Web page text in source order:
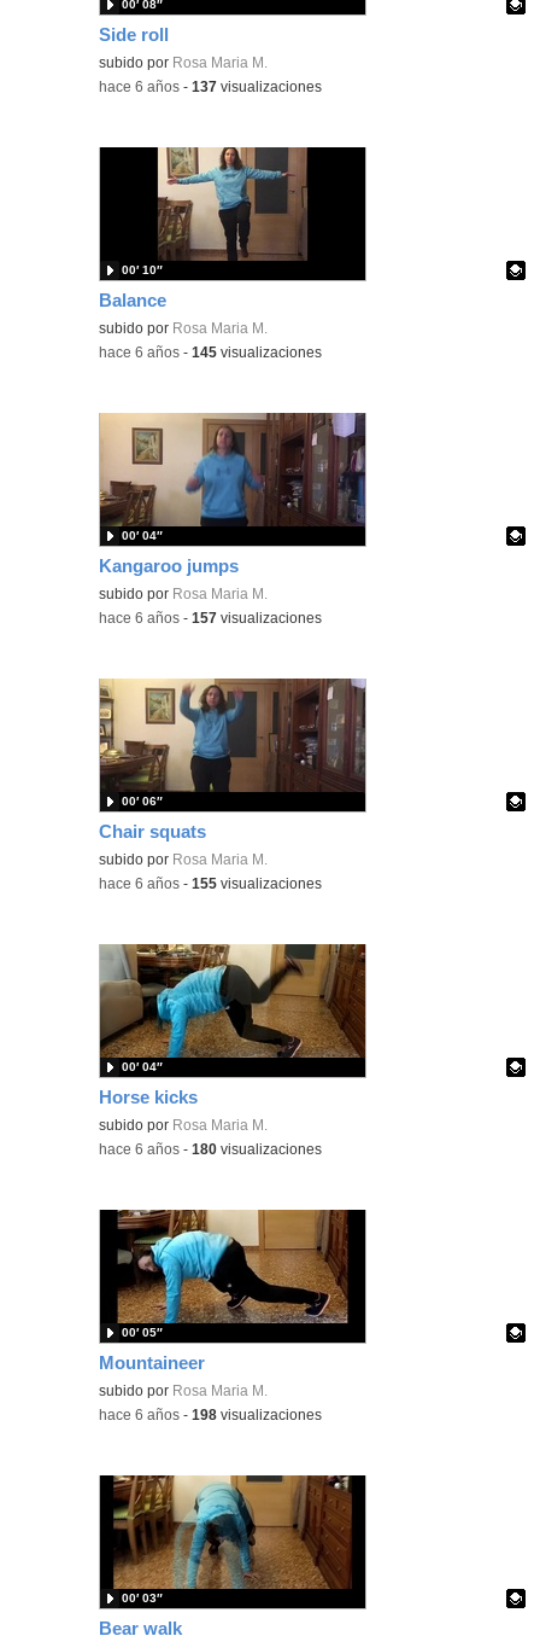
Side roll
Contenido educativo.
subido por Rosa Maria M.
00′ 08″
-hace 6 años -137 visualizaciones
Balance
Contenido educativo.
subido por Rosa Maria M.
00′ 10″
-hace 6 años -145 visualizaciones
Kangaroo jumps
Contenido educativo.
subido por Rosa Maria M.
00′ 04″
-hace 6 años -157 visualizaciones
Chair squats
Contenido educativo.
subido por Rosa Maria M.
00′ 06″
-hace 6 años -155 visualizaciones
Horse kicks
Contenido educativo.
subido por Rosa Maria M.
00′ 04″
-hace 6 años -180 visualizaciones
Mountaineer
Contenido educativo.
subido por Rosa Maria M.
00′ 05″
-hace 6 años -198 visualizaciones
Bear walk
00′ 03″